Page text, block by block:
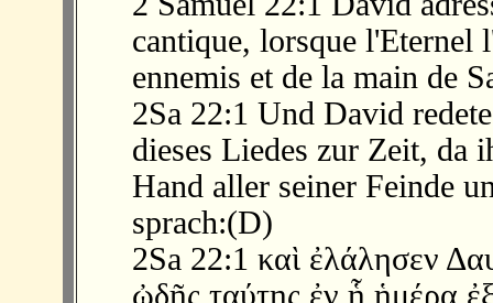
cantique, lorsque l'Eternel
ennemis et de la main de
2Sa 22:1 Und David
dieses Liedes zur Zeit, da
Hand aller seiner Feinde
sprach:(D)
2Sa 22:1 καὶ ἐλάλησεν
ᾠδῆς ταύτης ἐν ᾗ ἡμέρᾳ